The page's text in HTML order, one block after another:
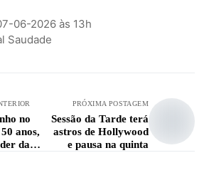
06-2026 às 13h
Saudade
no
anos,
da
PRÓXIMA POSTAGEM
Sessão da Tarde terá
astros de Hollywood
e pausa na quinta